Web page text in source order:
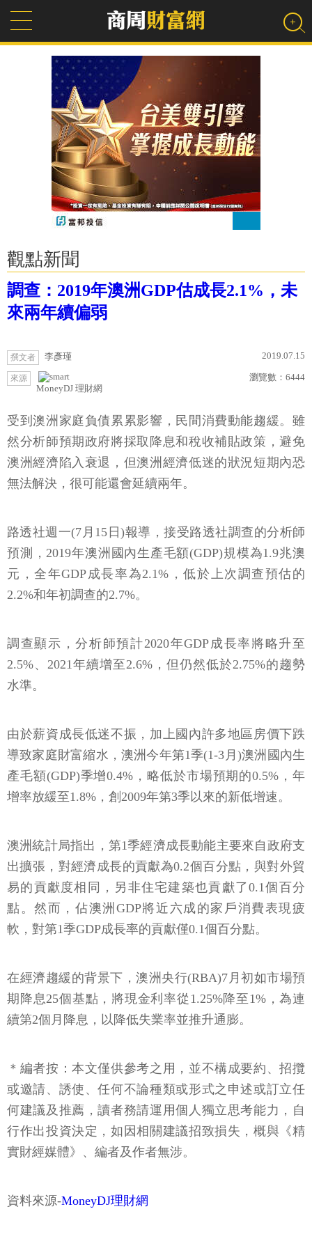
觀點新聞
調查：2019年澳洲GDP估成長2.1%，未
來兩年續偏弱
撰文者 李彥瑾 2019.07.15
來源
MoneyDJ 理財網
瀏覽數： 6444
受到澳洲家庭負債累累影響，民間消費動能趨緩。雖
然分析師預期政府將採取降息和稅收補貼政策，避免
澳洲經濟陷入衰退，但澳洲經濟低迷的狀況短期內恐
無法解決，很可能還會延續兩年。
路透社週一(7月15日)報導，接受路透社調查的分析師
預測，2019年澳洲國內生產毛額(GDP)規模為1.9兆澳
元，全年GDP成長率為2.1%，低於上次調查預估的
2.2%和年初調查的2.7%。
調查顯示，分析師預計2020年GDP成長率將略升至
2.5%、2021年續增至2.6%，但仍然低於2.75%的趨勢
水準。
由於薪資成長低迷不振，加上國內許多地區房價下跌
導致家庭財富縮水，澳洲今年第1季(1-3月)澳洲國內生
產毛額(GDP)季增0.4%，略低於市場預期的0.5%，年
增率放緩至1.8%，創2009年第3季以來的新低增速。
澳洲統計局指出，第1季經濟成長動能主要來自政府支
出擴張，對經濟成長的貢獻為0.2個百分點，與對外貿
易的貢獻度相同，另非住宅建築也貢獻了0.1個百分
點。然而，佔澳洲GDP將近六成的家戶消費表現疲
軟，對第1季GDP成長率的貢獻僅0.1個百分點。
在經濟趨緩的背景下，澳洲央行(RBA)7月初如市場預
期降息25個基點，將現金利率從1.25%降至1%，為連
續第2個月降息，以降低失業率並推升通膨。
＊編者按：本文僅供參考之用，並不構成要約、招攬
或邀請、誘使、任何不論種類或形式之申述或訂立任
何建議及推薦，讀者務請運用個人獨立思考能力，自
行作出投資決定，如因相關建議招致損失，概與《精
實財經媒體》、編者及作者無涉。
資料來源-MoneyDJ理財網